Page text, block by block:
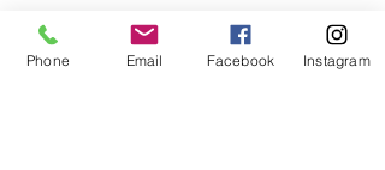
Tickets
Phone Email Facebook Instagram